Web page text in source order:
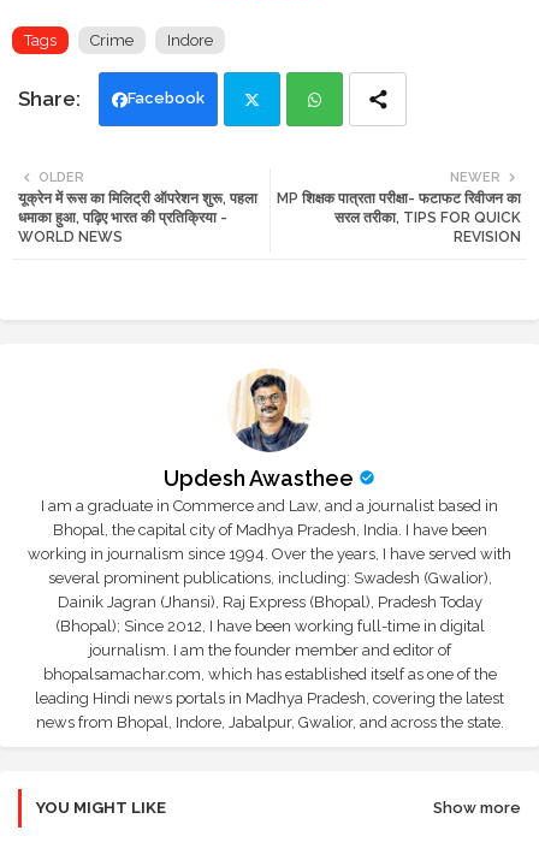
Tags Crime Indore
Facebook
tte ats
NEWER
MP शिक्षक पात्रता परीक्षा- फटाफट रिवीजन का
सरल तरीका, TIPS FOR QUICK
REVISION
OLDER
यूक्रेन में रूस का मिलिट्री ऑपरेशन शुरू, पहला
धमाका हुआ, पढ़िए भारत की प्रतिक्रिया -
WORLD NEWS
Updesh Awasthee
I am a graduate in Commerce and Law, and a journalist based in
Bhopal, the capital city of Madhya Pradesh, India. I have been
working in journalism since 1994. Over the years, I have served with
several prominent publications, including: Swadesh (Gwalior),
Dainik Jagran (Jhansi), Raj Express (Bhopal), Pradesh Today
(Bhopal); Since 2012, I have been working full-time in digital
journalism. I am the founder member and editor of
bhopalsamachar.com, which has established itself as one of the
leading Hindi news portals in Madhya Pradesh, covering the latest
news from Bhopal, Indore, Jabalpur, Gwalior, and across the state.
YOU MIGHT LIKE Show more